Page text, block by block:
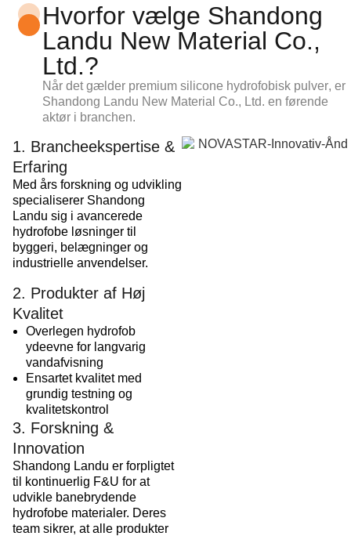
Hvorfor vælge Shandong
Landu New Material Co.,
Ltd.?
Når det gælder premiumsilicone hydrofobisk pulver, er
Shandong Landu New Material Co., Ltd. en førende
aktør i branchen.
1. Brancheekspertise &
Erfaring
Med års forskning og udvikling
specialiserer Shandong
Landu sig i avancerede
hydrofobe løsninger til
byggeri, belægninger og
industrielle anvendelser.
2. Produkter af Høj
Kvalitet
Overlegen hydrofob
ydeevne for langvarig
vandafvisning
Ensartet kvalitet med
grundig testning og
kvalitetskontrol
3. Forskning &
Innovation
Shandong Landu er forpligtet
til kontinuerlig F&U for at
udvikle banebrydende
hydrofobe materialer. Deres
team sikrer, at alle produkter